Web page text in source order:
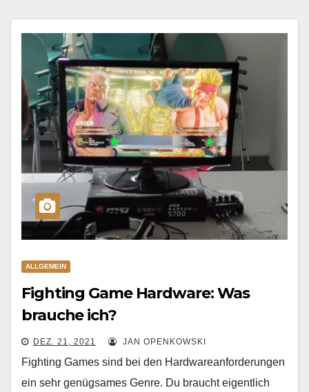
ALLGEMEIN
Fighting Game Hardware: Was
brauche ich?
DEZ. 21, 2021 JAN OPENKOWSKI
Fighting Games sind bei den Hardwareanforderungen
ein sehr genügsames Genre. Du braucht eigentlich